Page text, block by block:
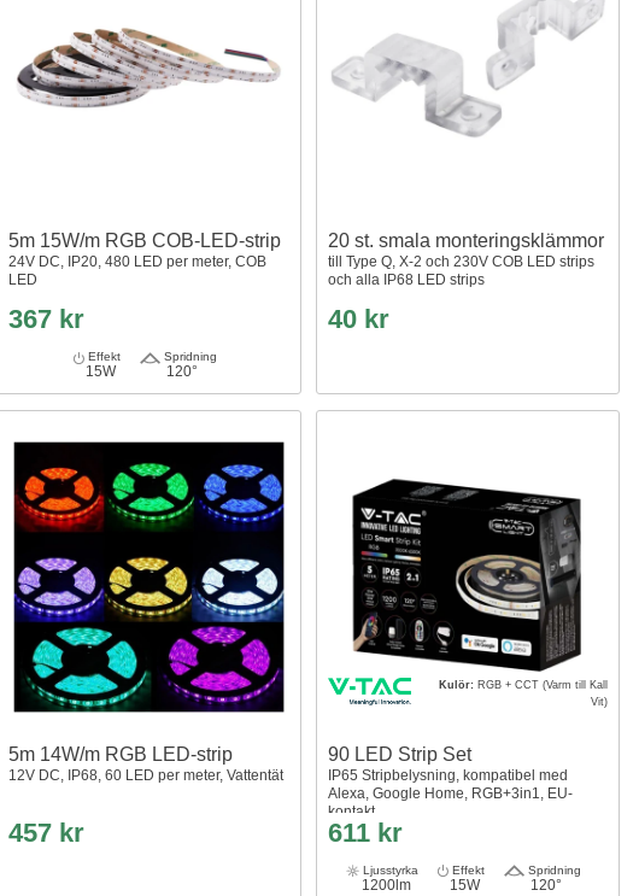
5m 15W/m RGB COB-LED-strip
24V DC, IP20, 480 LED per meter, COB
LED
367 kr
Effekt
15W
Spridning
120°
20 st. smala monteringsklämmor
till Type Q, X-2 och 230V COB LED strips
och alla IP68 LED strips
40 kr
5m 14W/m RGB LED-strip
12V DC, IP68, 60 LED per meter, Vattentät
457 kr
Kulör: RGB + CCT (Varm till Kall
Vit)
90 LED Strip Set
IP65 Stripbelysning, kompatibel med
Alexa, Google Home, RGB+3in1, EU-
kontakt
611 kr
Ljusstyrka
1200lm
Effekt
15W
Spridning
120°